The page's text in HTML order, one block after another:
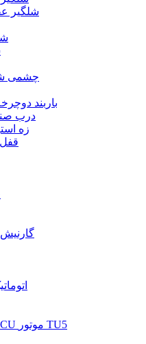
شلگیر
چشمی
باربند
درب
زه
قفل
گارنیش
کامپیوتر ECU موتور TU5